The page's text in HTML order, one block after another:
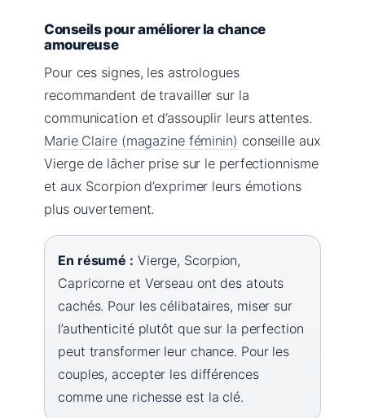
Conseils pour améliorer la chance
amoureuse
Pour ces signes, les astrologues
recommandent de travailler sur la
communication et d’assouplir leurs attentes.
Marie Claire (magazine féminin) conseille aux
Vierge de lâcher prise sur le perfectionnisme
et aux Scorpion d’exprimer leurs émotions
plus ouvertement.
En résumé : Vierge, Scorpion,
Capricorne et Verseau ont des atouts
cachés. Pour les célibataires, miser sur
l’authenticité plutôt que sur la perfection
peut transformer leur chance. Pour les
couples, accepter les différences
comme une richesse est la clé.